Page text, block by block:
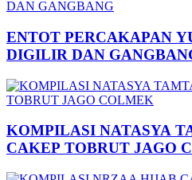
ENTOT PERCAKAPAN
DIGILIR DAN
KOMPILASI NATASYA
CAKEP TOBRUT JAGO